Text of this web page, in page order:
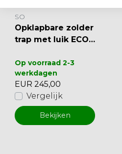
SO
Opklapbare zolder
trap met luik ECO
Op voorraad 2-3
werkdagen
EUR 245,00
Vergelijk
Bekijken